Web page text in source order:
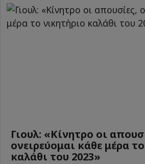
Γιουλ: «Κίνητρο οι
ονειρεύομαι κάθε μέρα
καλάθι του 2023»